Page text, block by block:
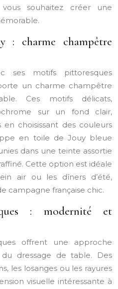
souhaitez créer une
charme champêtre
ses motifs pittoresques
un charme champêtre
Ces motifs délicats,
sur un fond clair,
choisissant des couleurs
en toile de Jouy bleue
dans une teinte assortie
Cette option est idéale
air ou les dîners d’été,
campagne française chic.
: modernité et
offrent une approche
dressage de table. Des
les losanges ou les rayures
visuelle intéressante à